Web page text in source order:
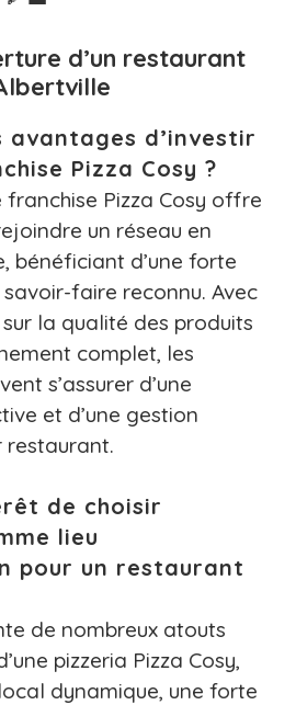
d’un restaurant
avantages d’investir
Pizza Cosy ?
franchise Pizza Cosy offre
un réseau en
bénéficiant d’une forte
faire reconnu. Avec
la qualité des produits
complet, les
s’assurer d’une
et d’une gestion
restaurant.
de choisir
lieu
pour un restaurant
de nombreux atouts
pizzeria Pizza Cosy,
dynamique, une forte